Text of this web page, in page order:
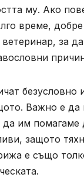
му. Ако
време,
за да
безусловно
Важно е да
им помагаме
защото
е също